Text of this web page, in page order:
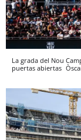
La grada del Nou
puertas abiertas